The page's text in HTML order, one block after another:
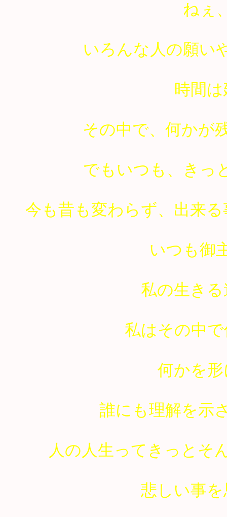
ねぇ
いろんな人の願い
時間
その中で、何かが
でもいつも、きっ
今も昔も変わらず、出来
いつも御
私の生き
私はその中
何かを
誰にも理解を示
人の人生ってきっとそ
悲しい事